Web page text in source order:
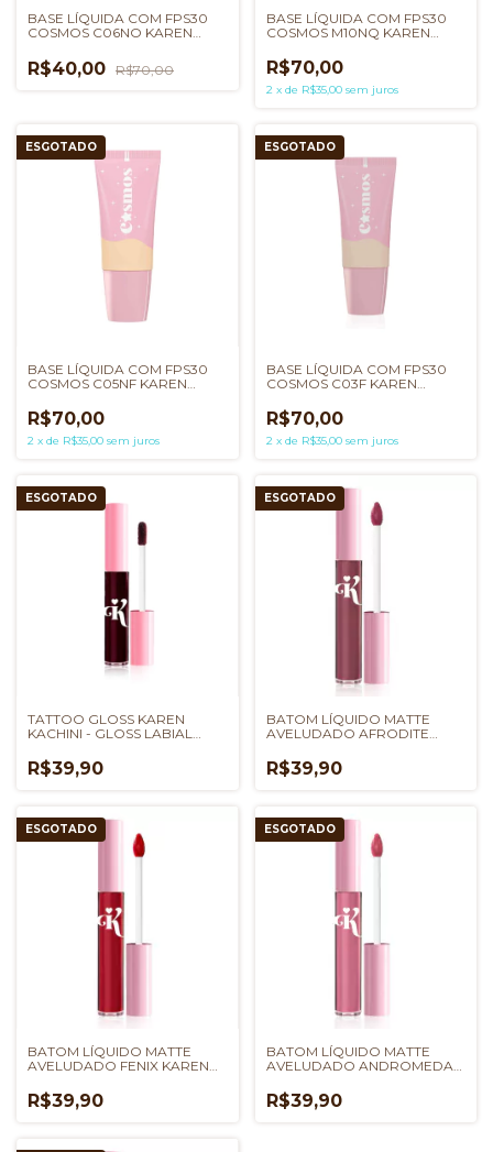
BASE LÍQUIDA COM FPS30
COSMOS C06NO KAREN
R$40,00 R$70,00
BASE LÍQUIDA COM FPS30
COSMOS M10NQ KAREN
R$70,00
2 x de R$35,00 sem juros
ESGOTADO
BASE LÍQUIDA COM FPS30
COSMOS C05NF KAREN
R$70,00
2 x de R$35,00 sem juros
ESGOTADO
BASE LÍQUIDA COM FPS30
COSMOS C03F KAREN
R$70,00
2 x de R$35,00 sem juros
ESGOTADO
TATTOO GLOSS KAREN
KACHINI - GLOSS LABIAL
R$39,90
ESGOTADO
BATOM LÍQUIDO MATTE
AVELUDADO AFRODITE
R$39,90
ESGOTADO
BATOM LÍQUIDO MATTE
AVELUDADO FENIX KAREN
R$39,90
ESGOTADO
BATOM LÍQUIDO MATTE
AVELUDADO ANDROMEDA
R$39,90